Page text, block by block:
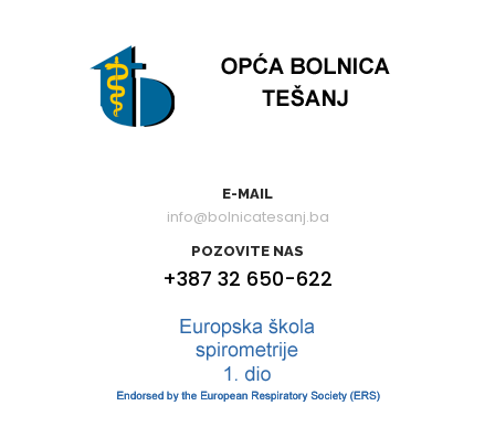
E-MAIL
info@bolnicatesanj.ba
POZOVITE NAS
+387 32 650-622